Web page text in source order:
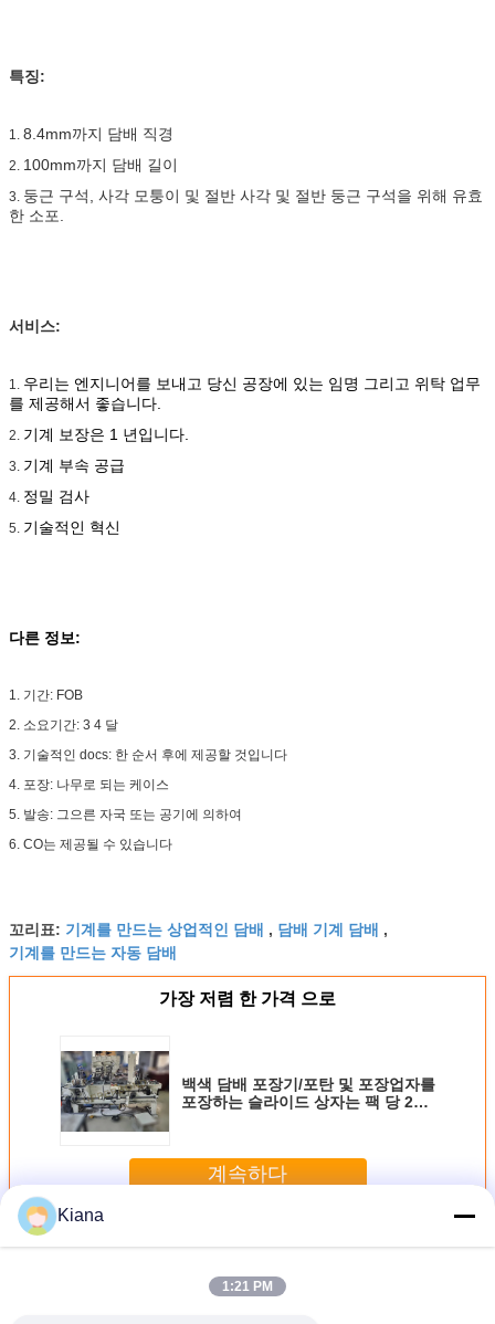
특징:
1. 8.4mm까지 담배 직경
2. 100mm까지 담배 길이
3. 둥근 구석, 사각 모퉁이 및 절반 사각 및 절반 둥근 구석을 위해 유효
한 소포.
서비스:
1. 우리는 엔지니어를 보내고 당신 공장에 있는 임명 그리고 위탁 업무
를 제공해서 좋습니다.
2. 기계 보장은 1 년입니다.
3. 기계 부속 공급
4. 정밀 검사
5. 기술적인 혁신
다른 정보:
1. 기간: FOB
2. 소요기간: 3 4 달
3. 기술적인 docs: 한 순서 후에 제공할 것입니다
4. 포장: 나무로 되는 케이스
5. 발송: 그으른 자국 또는 공기에 의하여
6. CO는 제공될 수 있습니다
꼬리표: 기계를 만드는 상업적인 담배 , 담배 기계 담배 ,
기계를 만드는 자동 담배
가장 저렴 한 가격 으로
백색 담배 포장기/포탄 및 포장업자를
포장하는 슬라이드 상자는 팩 당 25
계속하다
더 많은 것
Kiana
1:21 PM